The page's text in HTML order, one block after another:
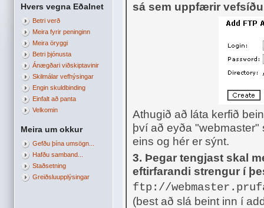
Hvers vegna Eðalnet
Betri verð
Meira fyrir peninginn
Meira öryggi
Betri þjónusta
Ánægðari viðskiptavinir
Skilmálar vefhýsingar
Engin skuldbinding
Einfalt að panta
Velkomin
Meira um okkur
Gefðu þína umsögn...
Hafðu samband...
Staðsetning
Greiðsluupplýsingar
sá sem uppfærir
Athugið að láta kerfið
því að eyða
eins og hér er sýnt.
3. Þegar tengjast skal
eftirfarandi strengur í
ftp://
(best að slá beint inn í